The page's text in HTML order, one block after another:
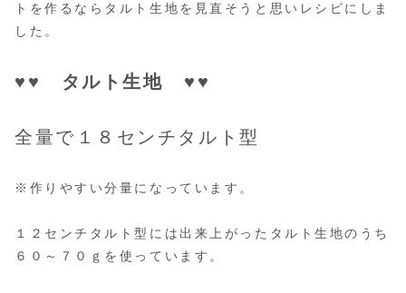
トを作るならタルト生地を見直そうと思いレシピにしま
した。
♥♥ タルト生地 ♥♥
全量で１８センチタルト型
※作りやすい分量になっています。
１２センチタルト型には出来上がったタルト生地のうち
６０～７０ｇを使っています。